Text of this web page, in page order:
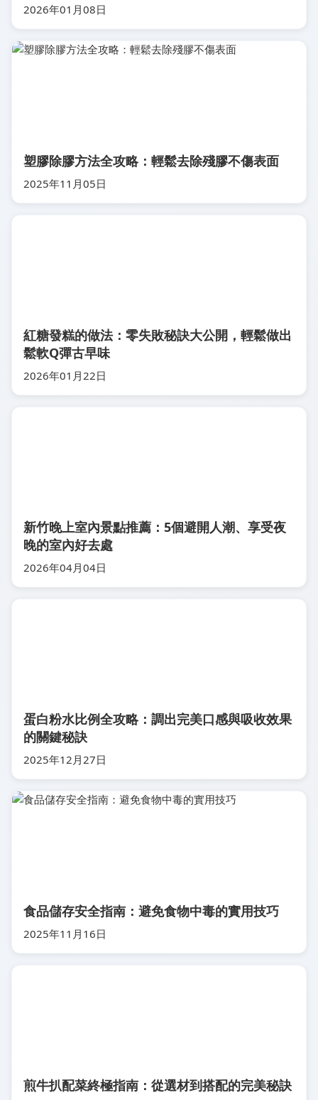
2026年01月08日
塑膠除膠方法全攻略：輕鬆去除殘膠不傷表面
2025年11月05日
紅糖發糕的做法：零失敗秘訣大公開，輕鬆做出
鬆軟Q彈古早味
2026年01月22日
新竹晚上室內景點推薦：5個避開人潮、享受夜
晚的室內好去處
2026年04月04日
蛋白粉水比例全攻略：調出完美口感與吸收效果
的關鍵秘訣
2025年12月27日
食品儲存安全指南：避免食物中毒的實用技巧
2025年11月16日
煎牛扒配菜終極指南：從選材到搭配的完美秘訣